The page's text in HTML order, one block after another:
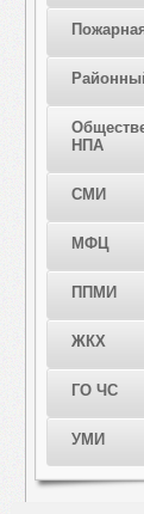
НПА
СМИ
МФЦ
ППМИ
ЖКХ
ГО ЧС
УМИ